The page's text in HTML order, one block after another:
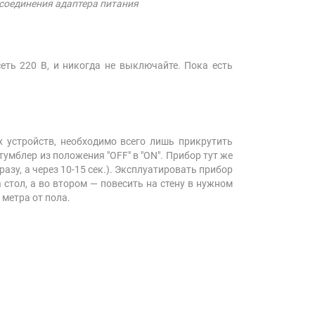
адаптера питания
220 В, и никогда не выключайте. Пока есть
необходимо всего лишь прикрутить
из положения "OFF" в "ON". Прибор тут же
а через 10-15 сек.). Эксплуатировать прибор
а во втором — повесить на стену в нужном
от пола.